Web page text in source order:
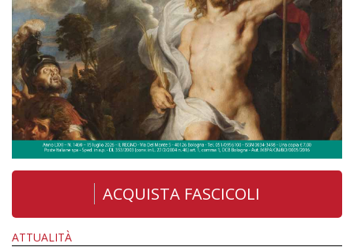
ACQUISTA FASCICOLI
ATTUALITÀ